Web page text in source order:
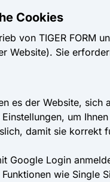
Cookies
von TIGER FORM
Website). Sie
es der Website,
um
damit sie korrekt
Google Login
wie Single